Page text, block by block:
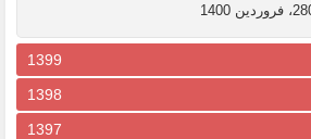
1399
1398
1397